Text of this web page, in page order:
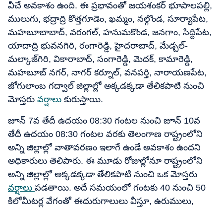
వీచే అవకాశం ఉంది. ఈ ప్రభావంతో జయశంకర్ భూపాలపల్లి,
ములుగు, భద్రాద్రి కొత్తగూడెం, ఖమ్మం, నల్గొండ, సూర్యాపేట,
మహబూబాబాద్, వరంగల్, హనుమకొండ, జనగాం, సిద్దిపేట,
యాదాద్రి భువనగిరి, రంగారెడ్డి, హైదరాబాద్, మేడ్చల్-
మల్కాజ్‌గిరి, వికారాబాద్, సంగారెడ్డి, మెదక్, కామారెడ్డి,
మహబూబ్ నగర్, నాగర్ కర్నూల్, వనపర్తి, నారాయణపేట,
జోగులాంబ గద్వాల్ జిల్లాల్లో అక్కడక్కడా తేలికపాటి నుంచి
మోస్తరు వర్షాలు కురుస్తాయి.
జూన్ 7వ తేదీ ఉదయం 08:30 గంటల నుంచి జూన్ 10వ
తేదీ ఉదయం 08:30 గంటల వరకు తెలంగాణ రాష్ట్రంలోని
అన్ని జిల్లాల్లో వాతావరణం ఇలాగే ఉండే అవకాశం ఉందని
అధికారులు తెలిపారు. ఈ మూడు రోజుల్లోనూ రాష్ట్రంలోని
అన్ని జిల్లాల్లో అక్కడక్కడా తేలికపాటి నుంచి ఒక మోస్తరు
వర్షాలు పడతాయి. అదే సమయంలో గంటకు 40 నుంచి 50
కిలోమీటర్ల వేగంతో ఈదురుగాలులు వీస్తూ, ఉరుములు,